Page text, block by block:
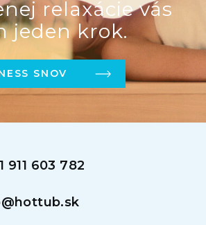
relaxácie vás
jeden krok.
SNOV
911 603 782